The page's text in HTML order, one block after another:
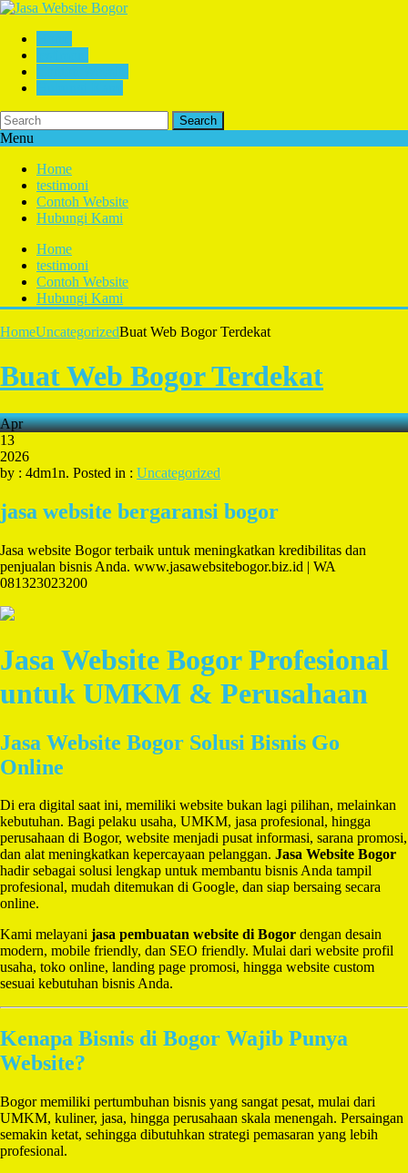
Search
Menu
Home
testimoni
Contoh Website
Hubungi Kami
Home
testimoni
Contoh Website
Hubungi Kami
HomeUncategorizedBuat Web Bogor Terdekat
Buat Web Bogor Terdekat
Apr
13
2026
by : 4dm1n. Posted in : Uncategorized
jasa website bergaransi bogor
Jasa website Bogor terbaik untuk meningkatkan kredibilitas dan
penjualan bisnis Anda. www.jasawebsitebogor.biz.id | WA
081323023200
Jasa Website Bogor Profesional
untuk UMKM & Perusahaan
Jasa Website Bogor Solusi Bisnis Go
Online
Di era digital saat ini, memiliki website bukan lagi pilihan, melainkan
kebutuhan. Bagi pelaku usaha, UMKM, jasa profesional, hingga
perusahaan di Bogor, website menjadi pusat informasi, sarana promosi,
dan alat meningkatkan kepercayaan pelanggan. Jasa Website Bogor
hadir sebagai solusi lengkap untuk membantu bisnis Anda tampil
profesional, mudah ditemukan di Google, dan siap bersaing secara
online.
Kami melayani jasa pembuatan website di Bogor dengan desain
modern, mobile friendly, dan SEO friendly. Mulai dari website profil
usaha, toko online, landing page promosi, hingga website custom
sesuai kebutuhan bisnis Anda.
Kenapa Bisnis di Bogor Wajib Punya
Website?
Bogor memiliki pertumbuhan bisnis yang sangat pesat, mulai dari
UMKM, kuliner, jasa, hingga perusahaan skala menengah. Persaingan
semakin ketat, sehingga dibutuhkan strategi pemasaran yang lebih
profesional.